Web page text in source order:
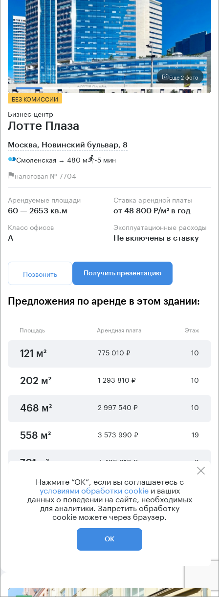
Еще 2 фото
БЕЗ КОМИССИИ
Бизнес-центр
Лотте Плаза
Москва, Новинский бульвар, 8
Смоленская → 480 м ~5 мин
налоговая № 7704
Арендуемые площади
60 — 2653 кв.м
Ставка арендной платы
от 48 800 Р/м² в год
Класс офисов
А
Эксплуатационные расходы
Не включены в ставку
Позвонить Получить презентацию
Предложения по аренде в этом здании:
Площадь Арендная плата Этаж
121 м² 775 010 ₽ 10
202 м² 1 293 810 ₽ 10
468 м² 2 997 540 ₽ 10
558 м² 3 573 990 ₽ 19
701 м² 4 489 910 ₽ 8
951 м² 4 771 410 ₽
Отображается6из15предложений
Нажмите “ОК”, если вы соглашаетесь с
условиями обработки cookieи ваших
данных о поведении на сайте, необходимых
для аналитики. Запретить обработку
cookie можете через браузер.
ОК